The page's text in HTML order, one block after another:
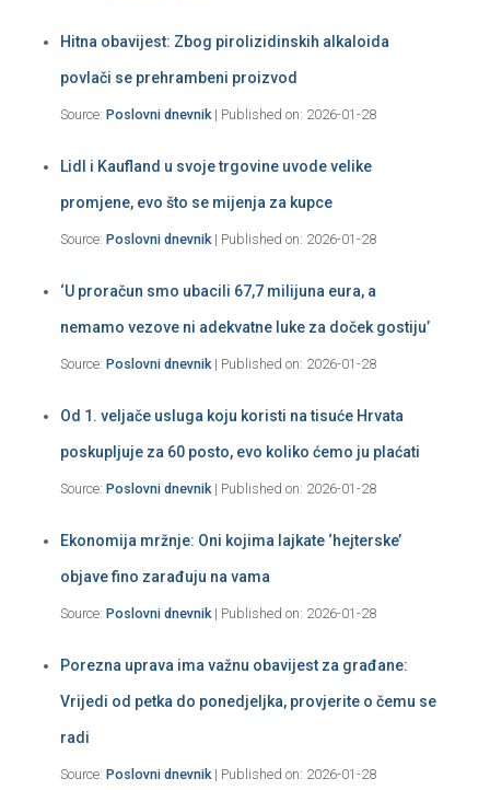
Hitna obavijest: Zbog pirolizidinskih alkaloida
povlači se prehrambeni proizvod
Source: Poslovni dnevnik Published on: 2026-01-28
Lidl i Kaufland u svoje trgovine uvode velike
promjene, evo što se mijenja za kupce
Source: Poslovni dnevnik Published on: 2026-01-28
‘U proračun smo ubacili 67,7 milijuna eura, a
nemamo vezove ni adekvatne luke za doček gostiju’
Source: Poslovni dnevnik Published on: 2026-01-28
Od 1. veljače usluga koju koristi na tisuće Hrvata
poskupljuje za 60 posto, evo koliko ćemo ju plaćati
Source: Poslovni dnevnik Published on: 2026-01-28
Ekonomija mržnje: Oni kojima lajkate ‘hejterske’
objave fino zarađuju na vama
Source: Poslovni dnevnik Published on: 2026-01-28
Porezna uprava ima važnu obavijest za građane:
Vrijedi od petka do ponedjeljka, provjerite o čemu se
radi
Source: Poslovni dnevnik Published on: 2026-01-28